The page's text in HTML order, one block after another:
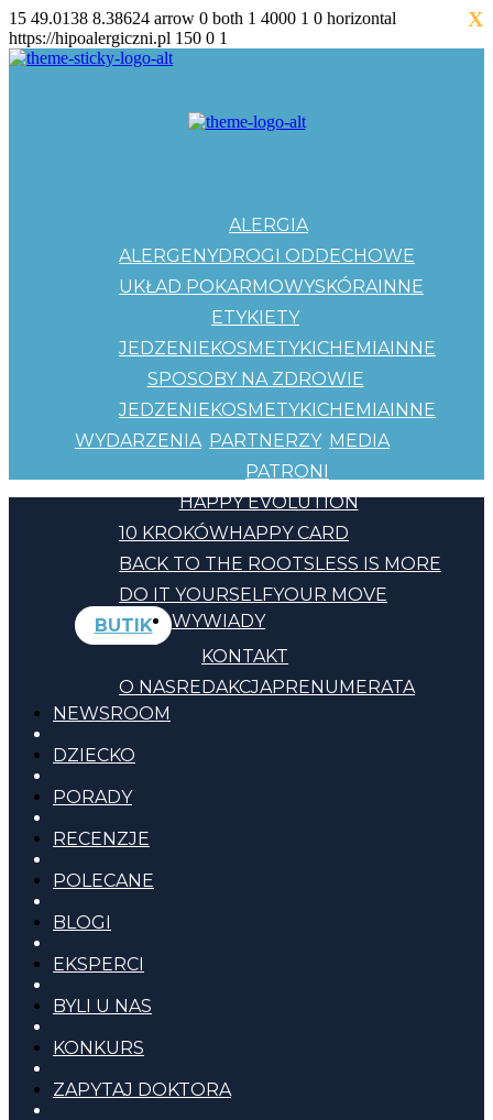
15 49.0138 8.38624 arrow 0 both 1 4000 1 0 horizontal
https://hipoalergiczni.pl 150 0 1
ALERGIA
ALERGENYDROGI ODDECHOWE
UKŁAD POKARMOWYSKÓRAINNE
ETYKIETY
JEDZENIEKOSMETYKICHEMIAINNE
SPOSOBY NA ZDROWIE
JEDZENIEKOSMETYKICHEMIAINNE
WYDARZENIA PARTNERZY
PATRONI
MEDIA
HAPPY EVOLUTION
10 KROKÓWHAPPY CARD
BACK TO THE ROOTSLESS IS MORE
DO IT YOURSELFYOUR MOVE
BUTIK
KONTAKT
O NASREDAKCJAPRENUMERATA
WYWIADY
NEWSROOM
DZIECKO
PORADY
RECENZJE
POLECANE
BLOGI
EKSPERCI
BYLI U NAS
KONKURS
ZAPYTAJ DOKTORA
X